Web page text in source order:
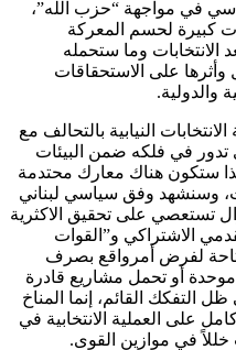
في مواجهة “حزب الله”،
كبيرة لحسم المعركة
الانتخابات وما ستحمله
وأثرها على الاستحقاقات
والدولية.
النيابية بالتحالف مع
في فلكه ضمن البيئات
ستكون هناك معارك محتدمة
وسنشهد وفق سياسي لبناني
تستعصي على تحقيق الاكثرية
الاشتراكي و”القوات
لفرض أمرواقع بصرف
موحدة أو تحمل مشاريع قادرة
التفكك القائم، إنما المناخ
على العملية الانتخابية في
في موازين القوى.